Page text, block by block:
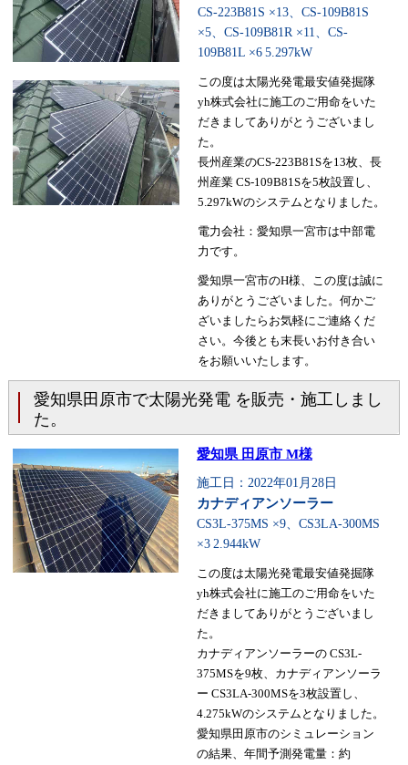
CS-223B81S ×13、CS-109B81S
×5、CS-109B81R ×11、CS-
109B81L ×6 5.297kW
この度は太陽光発電最安値発掘隊
yh株式会社に施工のご用命をいた
だきましてありがとうございまし
た。
長州産業のCS-223B81Sを13枚、長
州産業 CS-109B81Sを5枚設置し、
5.297kWのシステムとなりました。
電力会社：愛知県一宮市は中部電
力です。
愛知県一宮市のH様、この度は誠に
ありがとうございました。何かご
ざいましたらお気軽にご連絡くだ
さい。今後とも末長いお付き合い
をお願いいたします。
愛知県田原市で太陽光発電 を販売・施工しまし
た。
愛知県 田原市 M様
施工日：2022年01月28日
カナディアンソーラー
CS3L-375MS ×9、CS3LA-300MS
×3 2.944kW
この度は太陽光発電最安値発掘隊
yh株式会社に施工のご用命をいた
だきましてありがとうございまし
た。
カナディアンソーラーの CS3L-
375MSを9枚、カナディアンソーラ
ー CS3LA-300MSを3枚設置し、
4.275kWのシステムとなりました。
愛知県田原市のシミュレーション
の結果、年間予測発電量：約